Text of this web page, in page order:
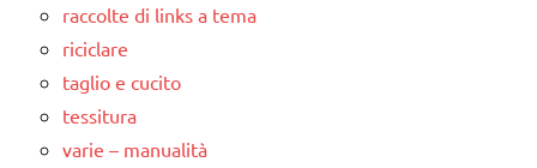
raccolte di links a tema
riciclare
taglio e cucito
tessitura
varie – manualità